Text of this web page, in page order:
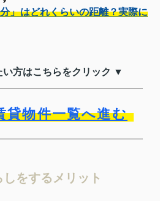
」はどれくらいの距離？実際に
方はこちらをクリック ▼
貸物件一覧へ進む
をするメリット